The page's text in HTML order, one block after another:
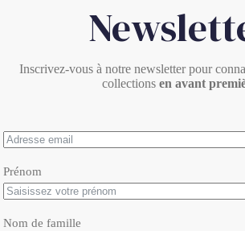
Inscrivez-vous à notre newsletter pour
collections en avant
Prénom
Nom de famille